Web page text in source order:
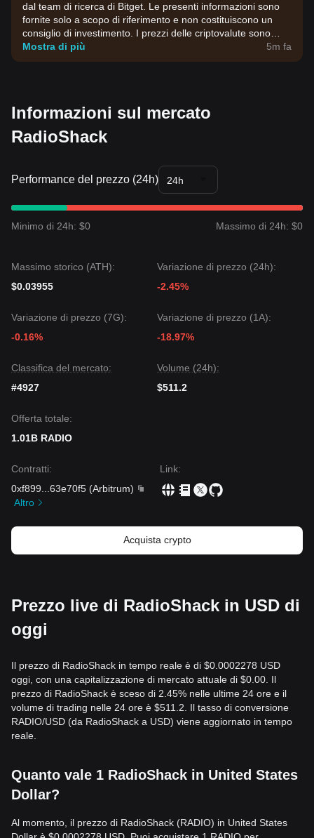
dal team di ricerca di Bitget. Le presenti informazioni sono
fornite solo a scopo di riferimento e non costituiscono un
consiglio di investimento. I prezzi delle criptovalute sono
estremamente volatili. Prendi decisioni di investimento in
base alla tua propensione al rischio.
Mostra di più 5m fa
Informazioni sul mercato
RadioShack
Performance del prezzo (24h) 24h
Minimo di 24h: $0 Massimo di 24h: $0
Massimo storico (ATH):
$0.03955
Variazione di prezzo (24h):
-2.45%
Variazione di prezzo (7G):
-0.16%
Variazione di prezzo (1A):
-18.97%
Classifica del mercato:
#4927
Volume (24h):
$511.2
Offerta totale:
1.01B RADIO
Contratti:
0xf899
63e70f5 (Arbitrum)
Altro
Link:
Acquista crypto
Prezzo live di RadioShack in USD di
oggi
Il prezzo di RadioShack in tempo reale è di $0.0002278 USD
oggi, con una capitalizzazione di mercato attuale di $0.00. Il
prezzo di RadioShack è sceso di 2.45% nelle ultime 24 ore e il
volume di trading nelle 24 ore è $511.2. Il tasso di conversione
RADIO/USD (da RadioShack a USD) viene aggiornato in tempo
reale.
Quanto vale 1 RadioShack in United States
Dollar?
Al momento, il prezzo di RadioShack (RADIO) in United States